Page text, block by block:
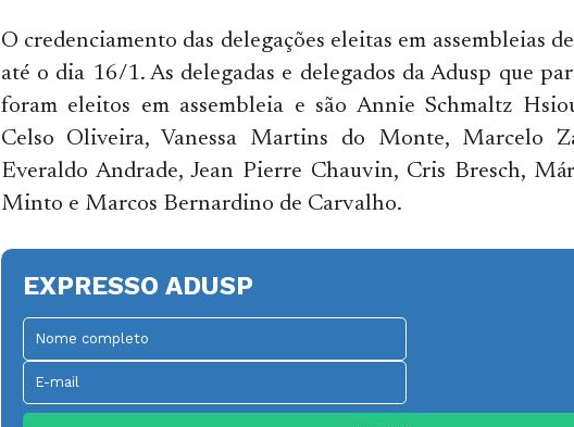
O credenciamento das delegações eleitas em assembleias
até o dia 16/1. As delegadas e delegados da Adusp que
foram eleitos em assembleia e são Annie Schmaltz
Celso Oliveira, Vanessa Martins do Monte, Marcelo
Everaldo Andrade, Jean Pierre Chauvin, Cris Bresch,
Minto e Marcos Bernardino de Carvalho.
EXPRESSO ADUSP